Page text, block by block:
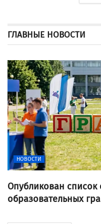
ГЛАВНЫЕ НОВОСТИ
НОВОСТИ
Опубликован список
образовательных